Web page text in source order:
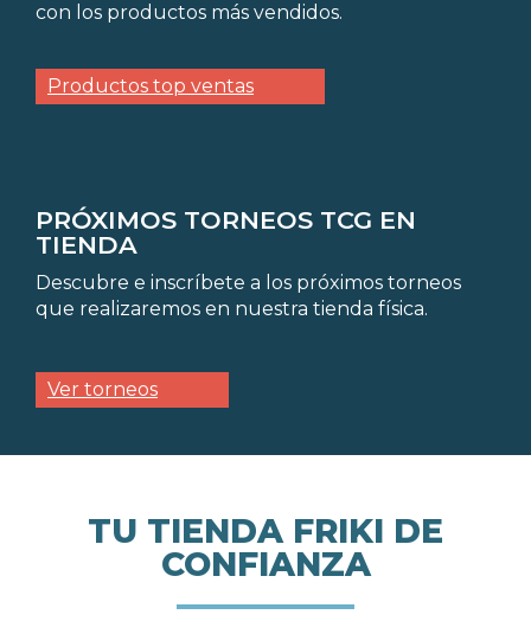
con los productos más vendidos.
Productos top ventas
PRÓXIMOS TORNEOS TCG EN
TIENDA
Descubre e inscríbete a los próximos torneos
que realizaremos en nuestra tienda física.
Ver torneos
TU TIENDA FRIKI DE
CONFIANZA